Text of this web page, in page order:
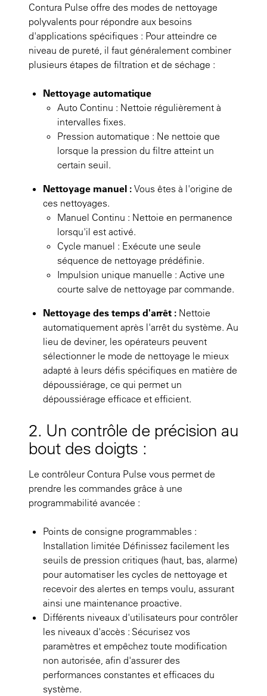
Contura Pulse offre des modes de nettoyage
polyvalents pour répondre aux besoins
d'applications spécifiques : Pour atteindre ce
niveau de pureté, il faut généralement combiner
plusieurs étapes de filtration et de séchage :
Nettoyage automatique
Auto Continu : Nettoie régulièrement à
intervalles fixes.
Pression automatique : Ne nettoie que
lorsque la pression du filtre atteint un
certain seuil.
Nettoyage manuel : Vous êtes à l'origine de
ces nettoyages.
Manuel Continu : Nettoie en permanence
lorsqu'il est activé.
Cycle manuel : Exécute une seule
séquence de nettoyage prédéfinie.
Impulsion unique manuelle : Active une
courte salve de nettoyage par commande.
Nettoyage des temps d'arrêt : Nettoie
automatiquement après l'arrêt du système. Au
lieu de deviner, les opérateurs peuvent
sélectionner le mode de nettoyage le mieux
adapté à leurs défis spécifiques en matière de
dépoussiérage, ce qui permet un
dépoussiérage efficace et efficient.
2. Un contrôle de précision au
bout des doigts :
Le contrôleur Contura Pulse vous permet de
prendre les commandes grâce à une
programmabilité avancée :
Points de consigne programmables :
Installation limitée Définissez facilement les
seuils de pression critiques (haut, bas, alarme)
pour automatiser les cycles de nettoyage et
recevoir des alertes en temps voulu, assurant
ainsi une maintenance proactive.
Différents niveaux d'utilisateurs pour contrôler
les niveaux d'accès : Sécurisez vos
paramètres et empêchez toute modification
non autorisée, afin d'assurer des
performances constantes et efficaces du
système.